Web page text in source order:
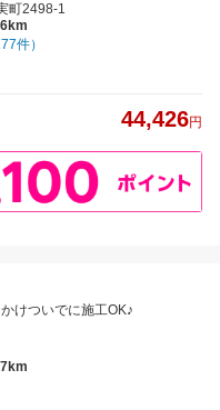
町2498-1
件）
44,426円
けついでに施工OK♪